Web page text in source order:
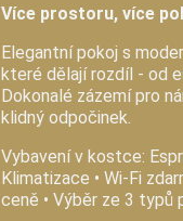
Více prostoru, více
Elegantní pokoj s
které dělají rozdíl - od
Dokonalé zázemí pro
klidný odpočinek.
Vybavení v kostce:
Klimatizace • Wi-Fi
ceně • Výběr ze 3 typů